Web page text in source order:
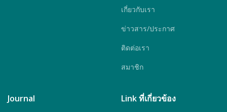
เกี่ยวกับเรา
ข่าวสาร/ประกาศ
ติดต่อเรา
สมาชิก
Journal Link ที่เกี่ยวข้อง